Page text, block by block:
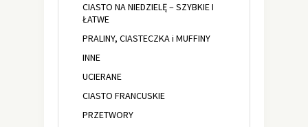
CIASTO NA NIEDZIELĘ – SZYBKIE I
ŁATWE
PRALINY, CIASTECZKA i MUFFINY
INNE
UCIERANE
CIASTO FRANCUSKIE
PRZETWORY